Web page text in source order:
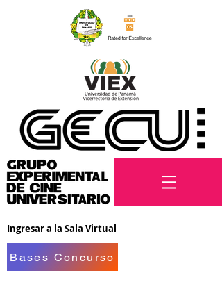
Ingresar a la Sala Virtual
Bases Concurso